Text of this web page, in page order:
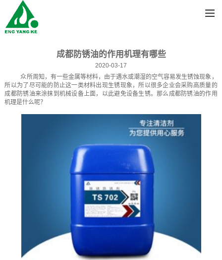
成都防锈油的作用机理有哪些
2020-03-17
众所周知，有一些金属等材料，由于遇水或潮湿的空气容易发生锈蚀现象，
所以为了尽可能的防止这一类材料出现生锈现象，所以很多企业会采购高质量的
成都防锈油来涂抹到机械设备上面，以此避免设备生锈。那么成都防锈油的作用
机理是什么呢？